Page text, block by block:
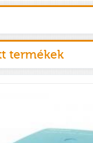
termékek